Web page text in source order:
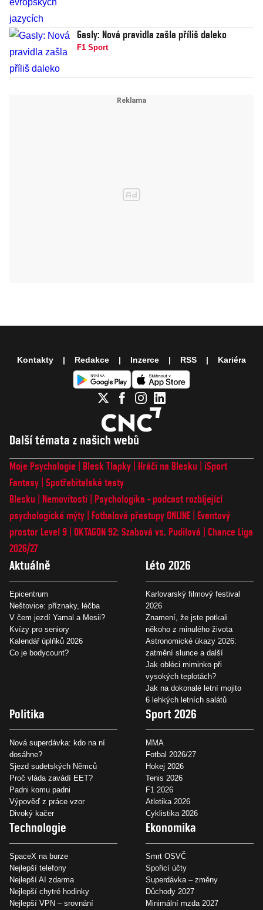
Gasly: Nová pravidla zašla příliš daleko
F1 Sport
Další témata z našich webů
Moje Psychologie Blesk Tlapky Hráči na Blesku
iSport
Fantasy Spotřebitelské testy
Blesku
Nemovitosti
Psychologika - podcast rozbíjející
psychologické mýty
Fotbalové přestupy ONLINE
Eventový
prostor Level 9 OKTAGON 92: Szabová vs. Pudilová
Chance Liga
2026/27
Aktuálně
Epicentrum
Neštovice: příznaky, léčba
V čem jezdí Yamal a Mesii?
Kvízy pro seniory
Kalendář úplňků 2026
Co je bodycount?
Léto 2026
Karlovarský filmový festival
2026
Znamení, že jste potkali
někoho z minulého života
Astronomické úkazy 2026:
zatmění slunce a další
Jak obléci miminko při
vysokých teplotách?
Jak na dokonalé letní mojito
6 lehkých letních salátů
Politika
Nová superdávka: kdo na ní
dosáhne?
Sjezd sudetských Němců
Proč vláda zavádí EET?
Padni komu padni
Výpověď z práce vzor
Divoký kačer
Sport 2026
MMA
Fotbal 2026/27
Hokej 2026
Tenis 2026
F1 2026
Atletika 2026
Cyklistika 2026
Technologie
SpaceX na burze
Nejlepší telefony
Nejlepší AI zdarma
Nejlepší chytré hodinky
Nejlepší VPN – srovnání
Ekonomika
Smrt OSVČ
Spořicí účty
Superdávka – změny
Důchody 2027
Minimální mzda 2027
Kontakty Redakce Inzerce RSS Kariéra